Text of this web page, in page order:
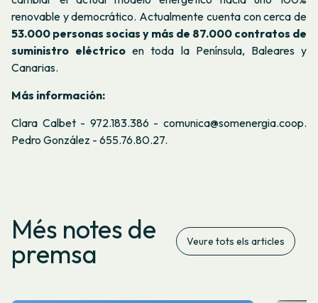
renovable y democrático. Actualmente cuenta con cerca de
53.000 personas socias y más de 87.000 contratos de
suministro eléctrico en toda la Península, Baleares y
Canarias.
Más información:
Clara Calbet - 972.183.386 - comunica@somenergia.coop.
Pedro González - 655.76.80.27.
Més notes de
premsa Veure tots els articles